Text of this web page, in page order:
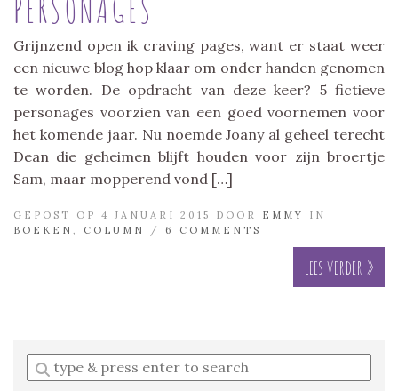
Grijnzend open ik craving pages, want er staat weer
een nieuwe blog hop klaar om onder handen genomen
te worden. De opdracht van deze keer? 5 fictieve
personages voorzien van een goed voornemen voor
het komende jaar. Nu noemde Joany al geheel terecht
Dean die geheimen blijft houden voor zijn broertje
Sam, maar mopperend vond […]
GEPOST OP 4 JANUARI 2015 DOOR EMMY
IN
BOEKEN
COLUMN / 6 COMMENTS
Lees verder »
Enter
a